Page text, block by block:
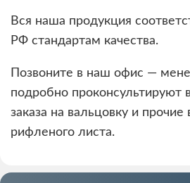
Вся наша продукция
РФ стандартам качества.
Позвоните в наш офис —
подробно проконсультируют
заказа на вальцовку и
рифленого листа.